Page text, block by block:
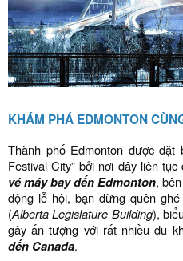
KHÁM PHÁ EDMONTON
Thành phố Edmonton được
Festival City” bởi nơi đây liên
vé máy bay đến Edmonton,
động lễ hội, bạn đừng quên
(Alberta Legislature Building),
gây ấn tượng với rất nhiều du
đến Canada.